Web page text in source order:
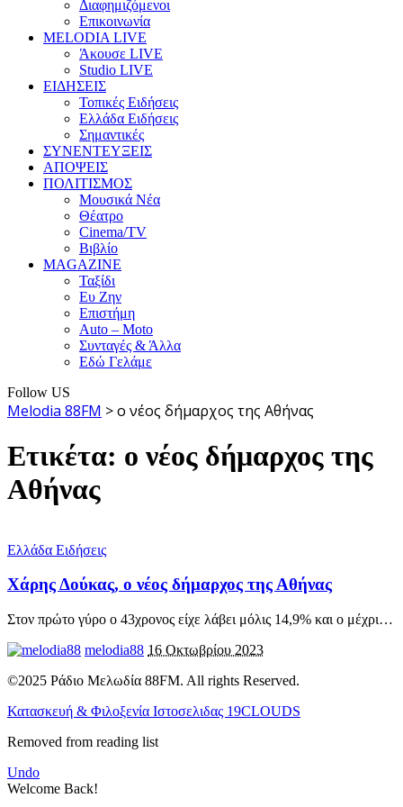
Διαφημιζόμενοι
Επικοινωνία
MELODIA LIVE
Άκουσε LIVE
Studio LIVE
ΕΙΔΗΣΕΙΣ
Τοπικές Ειδήσεις
Ελλάδα Ειδήσεις
Σημαντικές
ΣΥΝΕΝΤΕΥΞΕΙΣ
ΑΠΟΨΕΙΣ
ΠΟΛΙΤΙΣΜΟΣ
Μουσικά Νέα
Θέατρο
Cinema/TV
Βιβλίο
MAGAZINE
Ταξίδι
Ευ Ζην
Επιστήμη
Auto – Moto
Συνταγές & Άλλα
Εδώ Γελάμε
Follow US
Melodia 88FM >ο νέος δήμαρχος της Αθήνας
Ετικέτα: ο νέος δήμαρχος της
Αθήνας
Ελλάδα Ειδήσεις
Χάρης Δούκας, ο νέος δήμαρχος της Αθήνας
Στον πρώτο γύρο ο 43χρονος είχε λάβει μόλις 14,9% και ο μέχρι…
melodia88 16 Οκτωβρίου 2023
©2025 Ράδιο Μελωδία 88FM. All rights Reserved.
Κατασκευή & Φιλοξενία Ιστοσελιδας 19CLOUDS
Removed from reading list
Undo
Welcome Back!